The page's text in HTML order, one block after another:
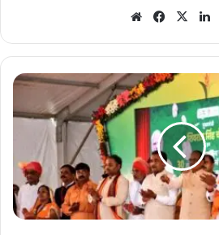
Website X
मुख्यमंत्री
चौहान
में
4
लाख
30